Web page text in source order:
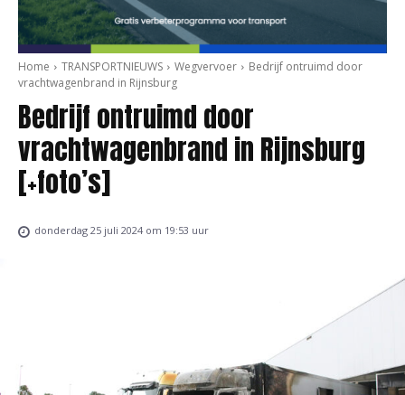
Home TRANSPORTNIEUWS Wegvervoer
Bedrijf ontruimd door
vrachtwagenbrand in Rijnsburg
Bedrijf ontruimd door
vrachtwagenbrand in Rijnsburg
[+foto’s]
donderdag 25 juli 2024 om 19:53 uur